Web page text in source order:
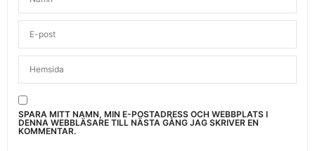
SPARA MITT NAMN, MIN E-POSTADRESS OCH WEBBPLATS I
DENNA WEBBLÄSARE TILL NÄSTA GÅNG JAG SKRIVER EN
KOMMENTAR.